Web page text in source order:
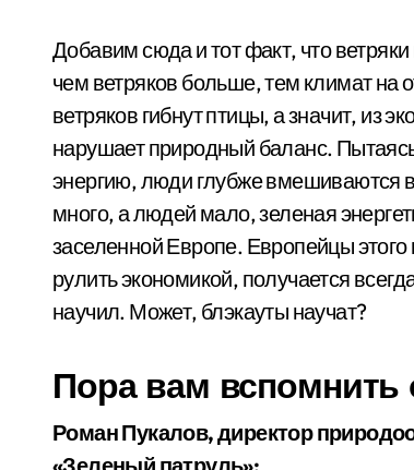
Добавим сюда и тот факт, что
чем ветряков больше, тем климат на
ветряков гибнут птицы, а значит, из
нарушает природный баланс.
энергию, люди глубже вмешиваются
много, а людей мало, зеленая
заселенной Европе. Европейцы
рулить экономикой, получается
научил. Может, блэкауты научат?
Пора вам вспомнить
Роман Пукалов, директор